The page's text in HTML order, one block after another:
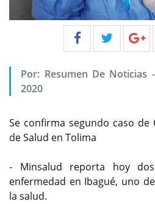
Por: Resumen De Noticias -
2020
Se confirma segundo caso de
de Salud en Tolima
- Minsalud reporta hoy
enfermedad en Ibagué, uno
la salud.